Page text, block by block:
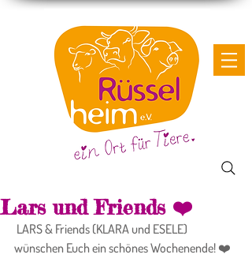
Lars und Friends ❤️
wünschen Euch ein schönes Wochenende! ❤️